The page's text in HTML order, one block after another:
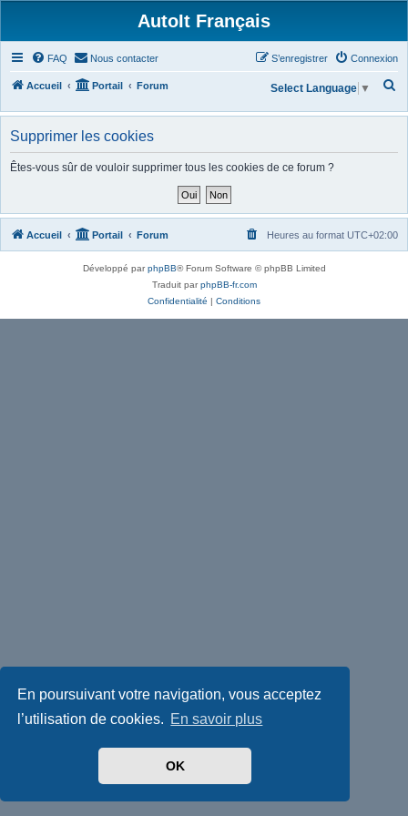
En poursuivant votre navigation, vous acceptez
l’utilisation de cookies. En savoir plus
OK
AutoIt Français
FAQ Nous contacter Connexion
S’enregistrer
Accueil Portail Forum
h
c
h
Select Language ▼
Supprimer les cookies
Êtes-vous sûr de vouloir supprimer tous les cookies de ce forum ?
Accueil Portail Forum Heures au format UTC+02:00
Développé parphpBB® Forum Software © phpBB Limited
Traduit parphpBB-fr.com
Confidentialité | Conditions